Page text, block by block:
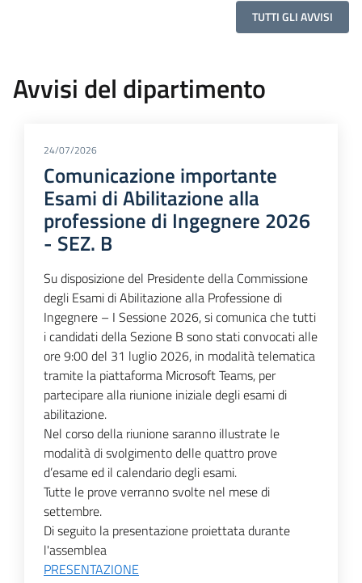
TUTTI GLI AVVISI
Avvisi del dipartimento
24/07/2026
Comunicazione importante
Esami di Abilitazione alla
professione di Ingegnere 2026
- SEZ. B
Su disposizione del Presidente della Commissione
degli Esami di Abilitazione alla Professione di
Ingegnere – I Sessione 2026, si comunica che tutti
i candidati della Sezione B sono stati convocati alle
ore 9:00 del 31 luglio 2026, in modalità telematica
tramite la piattaforma Microsoft Teams, per
partecipare alla riunione iniziale degli esami di
abilitazione.
Nel corso della riunione saranno illustrate le
modalità di svolgimento delle quattro prove
d’esame ed il calendario degli esami.
Tutte le prove verranno svolte nel mese di
settembre.
Di seguito la presentazione proiettata durante
l'assemblea
PRESENTAZIONE